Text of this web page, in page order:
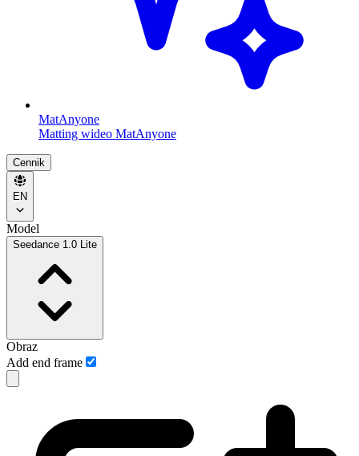
MatAnyone
Matting wideo MatAnyone
Cennik
EN
Model
Seedance 1.0 Lite
Obraz
Add end frame